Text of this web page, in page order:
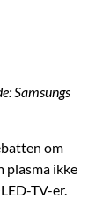
Samsungs
om
plasma ikke
TV-er.